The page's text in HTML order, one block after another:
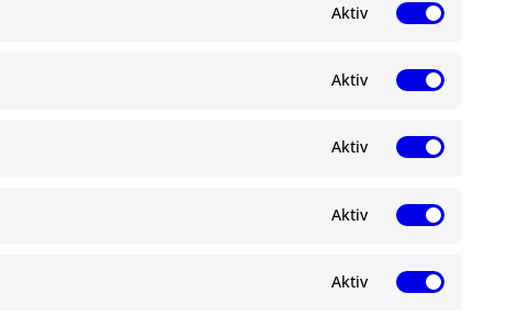
Abonnieren Sie den kostenlosen ma-
Aktiv
Aktiv
Aktiv
Aktiv
Aktiv